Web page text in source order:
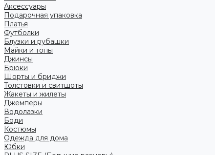
Аксессуары
Подарочная упаковка
Платья
Футболки
Блузки и рубашки
Майки и топы
Джинсы
Брюки
Шорты и бриджи
Толстовки и свитшоты
Жакеты и жилеты
Джемперы
Водолазки
Боди
Костюмы
Одежда для дома
Юбки